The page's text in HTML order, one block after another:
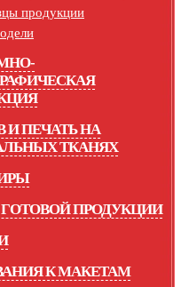
продукции
ПЕЧАТЬ НА
ТКАНЯХ
ПРОДУКЦИИ
К МАКЕТАМ